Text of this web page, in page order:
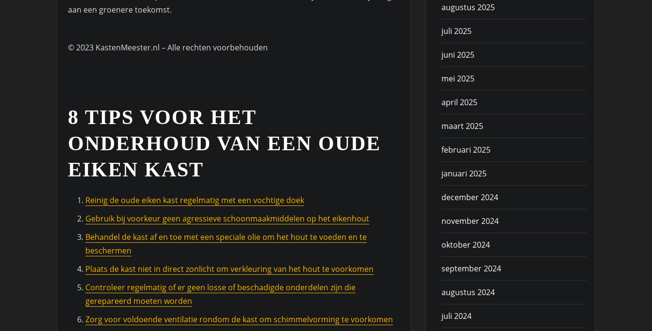
aan een groenere toekomst.
© 2023 KastenMeester.nl – Alle rechten voorbehouden
8 TIPS VOOR HET
ONDERHOUD VAN EEN OUDE
EIKEN KAST
Reinig de oude eiken kast regelmatig met een vochtige doek
Gebruik bij voorkeur geen agressieve schoonmaakmiddelen op het eikenhout
Behandel de kast af en toe met een speciale olie om het hout te voeden en te
beschermen
Plaats de kast niet in direct zonlicht om verkleuring van het hout te voorkomen
Controleer regelmatig of er geen losse of beschadigde onderdelen zijn die
gerepareerd moeten worden
Zorg voor voldoende ventilatie rondom de kast om schimmelvorming te voorkomen
augustus 2025
juli 2025
juni 2025
mei 2025
april 2025
maart 2025
februari 2025
januari 2025
december 2024
november 2024
oktober 2024
september 2024
augustus 2024
juli 2024